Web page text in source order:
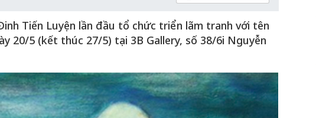
Tiến Luyện lần đầu tổ chức triển lãm tranh với tên
20/5 (kết thúc 27/5) tại 3B Gallery, số 38/6i Nguyễn